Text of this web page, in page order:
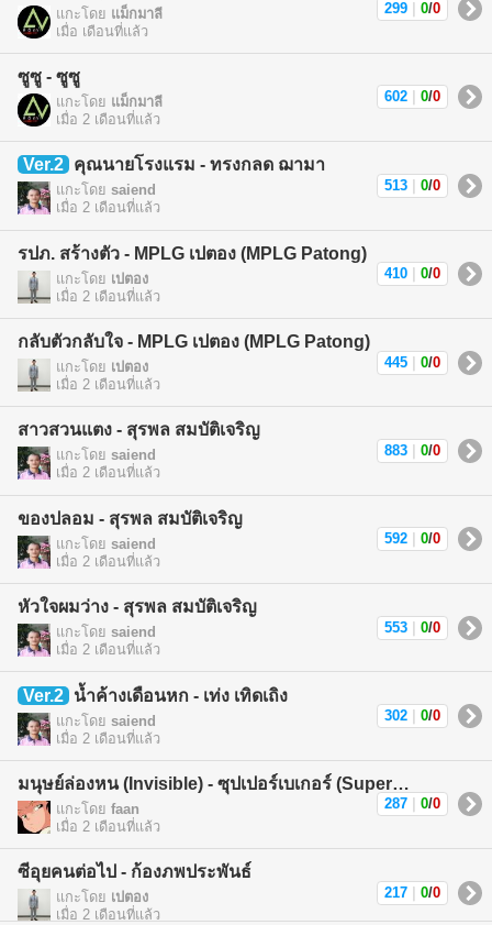
แกะโดย แม็กมาลี
เมื่อ เดือนที่แล้ว
299 0/0
ซูซู - ซูซู
แกะโดย แม็กมาลี
เมื่อ 2 เดือนที่แล้ว
602 0/0
Ver.2 คุณนายโรงแรม - ทรงกลด ฌามา
แกะโดย saiend
เมื่อ 2 เดือนที่แล้ว
513 0/0
รปภ. สร้างตัว - MPLG เปตอง (MPLG Patong)
แกะโดย เปตอง
เมื่อ 2 เดือนที่แล้ว
410 0/0
กลับตัวกลับใจ - MPLG เปตอง (MPLG Patong)
แกะโดย เปตอง
เมื่อ 2 เดือนที่แล้ว
445 0/0
สาวสวนแตง - สุรพล สมบัติเจริญ
แกะโดย saiend
เมื่อ 2 เดือนที่แล้ว
883 0/0
ของปลอม - สุรพล สมบัติเจริญ
แกะโดย saiend
เมื่อ 2 เดือนที่แล้ว
592 0/0
หัวใจผมว่าง - สุรพล สมบัติเจริญ
แกะโดย saiend
เมื่อ 2 เดือนที่แล้ว
553 0/0
Ver.2 น้ำค้างเดือนหก - เท่ง เทิดเถิง
แกะโดย saiend
เมื่อ 2 เดือนที่แล้ว
302 0/0
มนุษย์ล่องหน (Invisible) - ซุปเปอร์เบเกอร์ (Superbaker)
แกะโดย faan
เมื่อ 2 เดือนที่แล้ว
287 0/0
ซีอุยคนต่อไป - ก้องภพประพันธ์
แกะโดย เปตอง
เมื่อ 2 เดือนที่แล้ว
217 0/0